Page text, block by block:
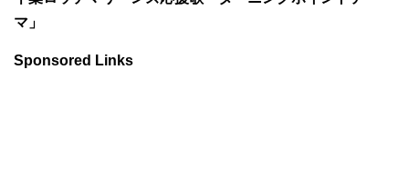
マ」
Sponsored Links